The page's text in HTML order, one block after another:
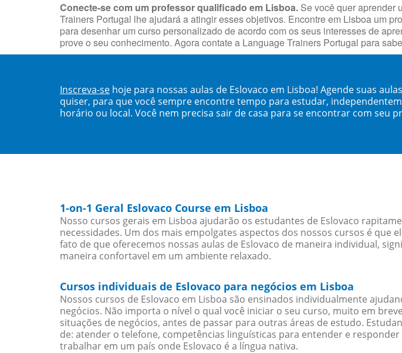
Conecte-se com um professor qualificado em Lisboa. Se você quer aprender
Trainers Portugal lhe ajudará a atingir esses objetivos. Encontre em Lisboa um
para desenhar um curso personalizado de acordo com os seus interesses de
prove o seu conhecimento. Agora contate a Language Trainers Portugal para
Inscreva-se hoje para nossas aulas de Eslovaco em Lisboa! Agende suas
quiser, para que você sempre encontre tempo para estudar,
horário ou local. Você nem precisa sair de casa para se encontrar com seu
1-on-1 Geral Eslovaco Course em Lisboa
Nosso cursos gerais em Lisboa ajudarão os estudantes de Eslovaco
necessidades. Um dos mais empolgates aspectos dos nossos cursos é
fato de que oferecemos nossas aulas de Eslovaco de maneira individual,
maneira confortavel em um ambiente relaxado.
Cursos individuais de Eslovaco para negócios em Lisboa
Nossos cursos de Eslovaco em Lisboa são ensinados individualmente
negócios. Não importa o nível o qual você iniciar o seu curso, muito em
situações de negócios, antes de passar para outras áreas de estudo.
de: atender o telefone, competências linguísticas para entender e
trabalhar em um país onde Eslovaco é a língua nativa.